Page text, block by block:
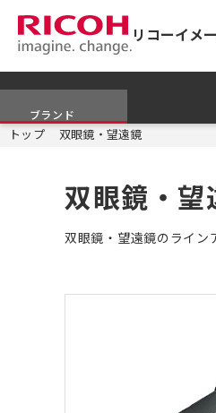
リコーイメ
ブランド
トップ 双眼鏡・望遠鏡
双眼鏡・望
双眼鏡・望遠鏡のライン